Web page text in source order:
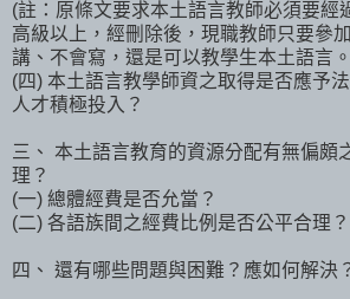
(註：原條文要求本土語言教師必須要經
高級以上，經刪除後，現職教師只要參
講、不會寫，還是可以教學生本土語言
(四) 本土語言教學師資之取得是否應予
人才積極投入？
三、 本土語言教育的資源分配有無偏頗
理？
(一) 總體經費是否允當？
(二) 各語族間之經費比例是否公平合理？
四、 還有哪些問題與困難？應如何解決